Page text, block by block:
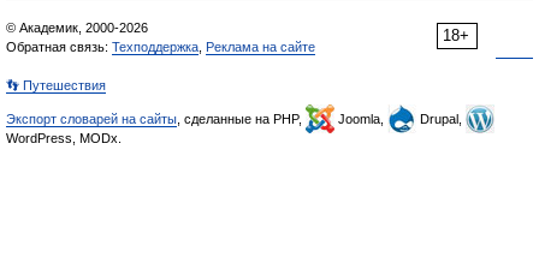
18+
© Академик, 2000-2026
Обратная связь: Техподдержка Реклама на сайте
👣 Путешествия
Экспорт словарей на сайты , сделанные на PHP, Joomla,
Drupal,
WordPress, MODx.